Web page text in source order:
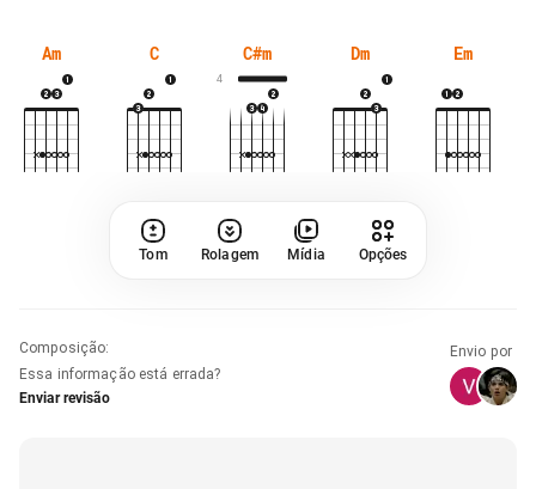
Am C C#m
4
Dm Em
Tom Rolagem Mídia Opções
Composição:
Essa informação está errada?
Enviar revisão
Envio por